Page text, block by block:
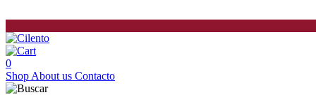
0
Shop About us Contacto